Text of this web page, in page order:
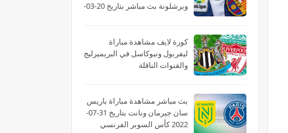
وبرشلونة بث مباشر بتاريخ 20-03-
كورة لايف مشاهدة مباراة
ليفربول ونيوكاسل في البريميرليج
والقنوات الناقلة
بث مباشر مشاهدة مباراة باريس
سان جيرمان ونانت بتاريخ 31-07-
2022 كأس السوبر الفرنسي